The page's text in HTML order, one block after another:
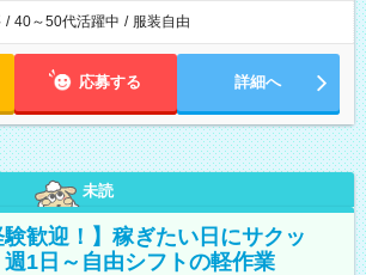
/ 40～50代活躍中 / 服装自由
応募する 詳細へ
未読
験歓迎！】稼ぎたい日にサクッ
1日～自由シフトの軽作業